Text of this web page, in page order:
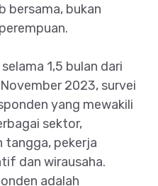
bersama, bukan
1,5 bulan dari
2023, survei
yang mewakili
sektor,
tangga, pekerja
dan wirausaha.
adalah